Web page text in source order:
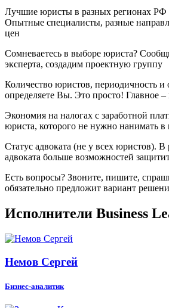
Лучшие юристы в разных регионах РФ
Опытные специалисты, разные
цен
Сомневаетесь в выборе юриста?
эксперта, создадим проектную группу
Количество юристов, периодичность и
определяете Вы. Это просто! Главное –
Экономия на налогах с заработной
юриста, которого не нужно нанимать в
Статус адвоката (не у всех юристов). В
адвоката больше возможностей
Есть вопросы? Звоните, пишите,
обязательно предложит вариант
Исполнители Business
Немов Сергей
Бизнес-аналитик